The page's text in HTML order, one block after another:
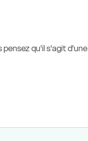
pensez qu'il s'agit d'une